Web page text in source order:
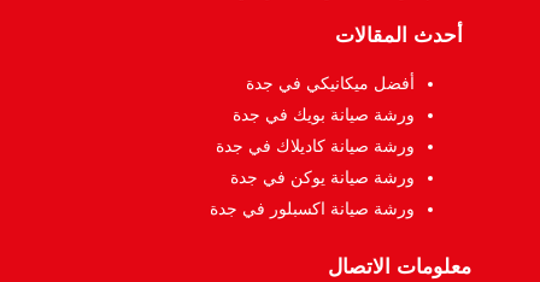
أحدث المقالات
أفضل ميكانيكي في جدة
ورشة صيانة بويك في جدة
ورشة صيانة كاديلاك في جدة
ورشة صيانة يوكن في جدة
ورشة صيانة اكسبلور في جدة
معلومات الاتصال